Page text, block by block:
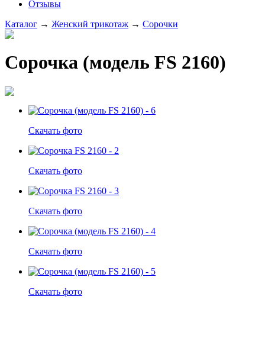
Отзывы
Каталог → Женский трикотаж → Сорочки
Сорочка (модель FS 2160)
Скачать фото
Скачать фото
Скачать фото
Скачать фото
Скачать фото